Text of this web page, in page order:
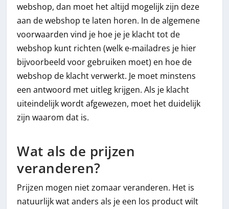
webshop, dan moet het altijd mogelijk zijn deze
aan de webshop te laten horen. In de algemene
voorwaarden vind je hoe je je klacht tot de
webshop kunt richten (welk e-mailadres je hier
bijvoorbeeld voor gebruiken moet) en hoe de
webshop de klacht verwerkt. Je moet minstens
een antwoord met uitleg krijgen. Als je klacht
uiteindelijk wordt afgewezen, moet het duidelijk
zijn waarom dat is.
Wat als de prijzen
veranderen?
Prijzen mogen niet zomaar veranderen. Het is
natuurlijk wat anders als je een los product wilt